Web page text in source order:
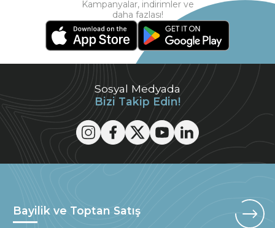
Sosyal Medyada
Bizi Takip Edin!
Kampanyalar, indirimler ve
daha fazlası!
Bayilik ve Toptan Satış